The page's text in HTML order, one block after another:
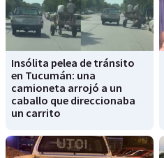
Insólita pelea de tránsito
en Tucumán: una
camioneta arrojó a un
caballo que direccionaba
un carrito